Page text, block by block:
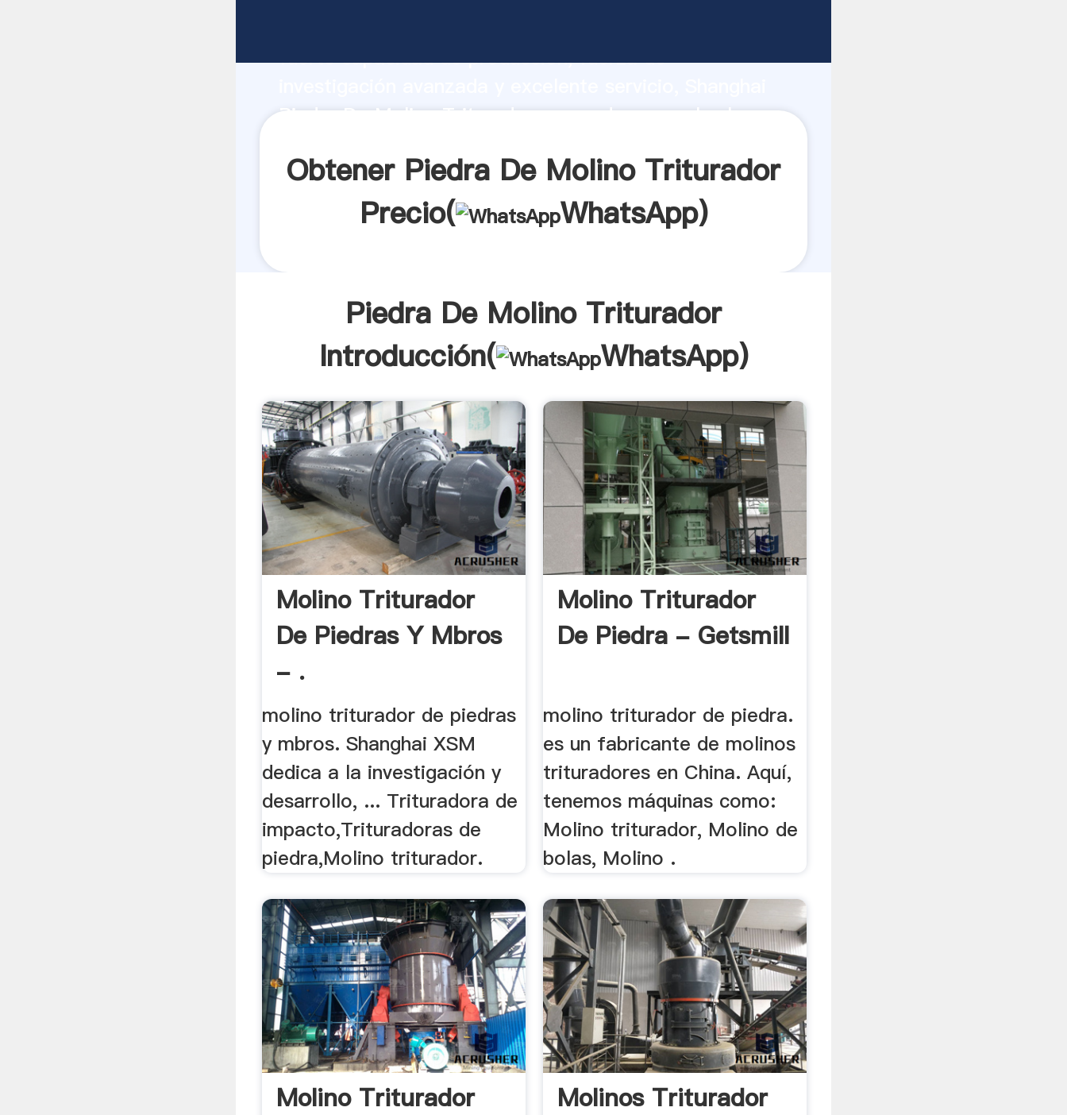
fuerte capacidad de producción, fuerza de
Piedra De Molino Triturador proveedor crea el valor y
Obtener Piedra De Molino Triturador
Precio(
WhatsApp)
Piedra De Molino Triturador
Introducción(
WhatsApp)
Molino Triturador
De Piedras Y Mbros
- .
molino triturador de piedras
y mbros. Shanghai XSM
dedica a la investigación y
desarrollo, ... Trituradora de
impacto,Trituradoras de
piedra,Molino triturador.
Molino Triturador
De Piedra - Getsmill
molino triturador de piedra.
es un fabricante de molinos
trituradores en China. Aquí,
tenemos máquinas como:
Molino triturador, Molino de
bolas, Molino .
Molino Triturador
Molinos Triturador